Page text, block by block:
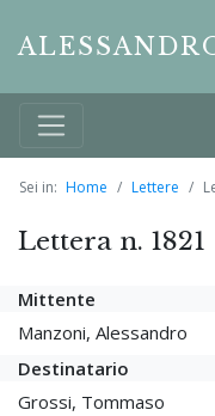
Sei in: Home Lettere
Lettera n. 1821
Mittente
Manzoni, Alessandro
Destinatario
Grossi, Tommaso